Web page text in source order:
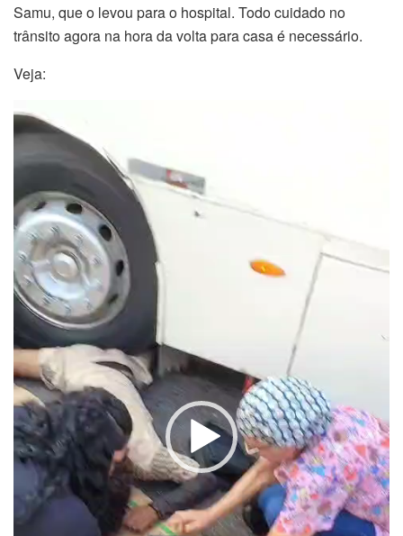
Samu, que o levou para o hospital. Todo cuidado no
trânsito agora na hora da volta para casa é necessário.
Veja:
Tocador
de
vídeo